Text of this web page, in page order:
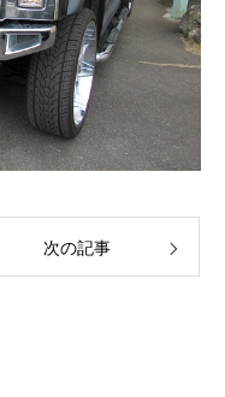
次の記事